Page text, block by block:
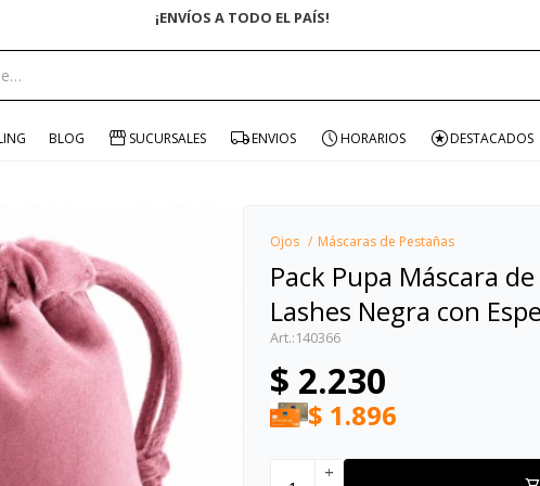
¡ENVÍOS A TODO EL PAÍS!
BLOG SUCURSALES ENVIOS HORARIOS DESTACADOS
Ojos Máscaras de Pestañas
Pack Pupa Máscara
Lashes Negra con
140366
$ 2.230
$ 1.896
add